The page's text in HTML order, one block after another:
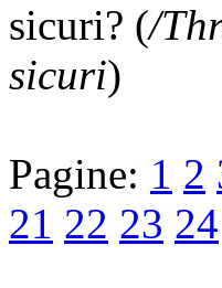
sicuri? (/
sicuri)
Pagine: 1 2
21 22 23 24